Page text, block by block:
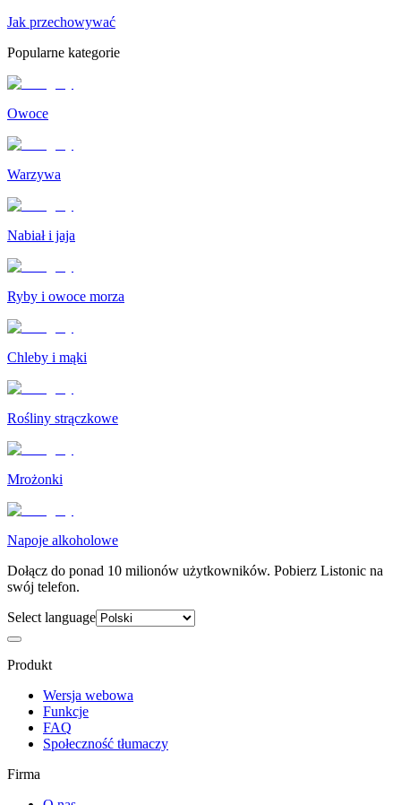
Jak przechowywać
Popularne kategorie
Owoce
Warzywa
Nabiał i jaja
Ryby i owoce morza
Chleby i mąki
Rośliny strączkowe
Mrożonki
Napoje alkoholowe
Dołącz do ponad 10 milionów użytkowników. Pobierz Listonic na
swój telefon.
Select language
Produkt
Wersja webowa
Funkcje
FAQ
Społeczność tłumaczy
Firma